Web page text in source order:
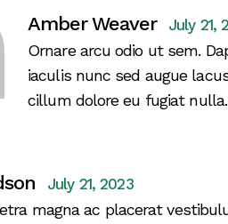
Amber Weaver July 21,
Ornare arcu odio ut sem.
iaculis nunc sed augue
cillum dolore eu fugiat nulla.
July 21, 2023
magna ac placerat